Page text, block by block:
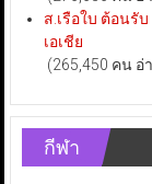
ส.เรือใบ ต้อนรั
เอเชีย
(265,450 คน
กีฬา